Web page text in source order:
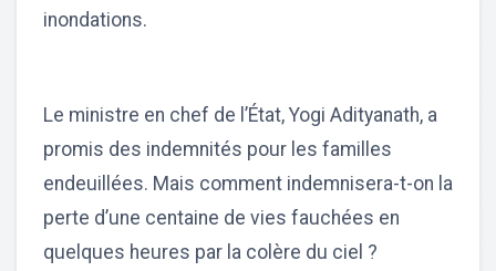
inondations.
Le ministre en chef de l’État, Yogi Adityanath, a
promis des indemnités pour les familles
endeuillées. Mais comment indemnisera-t-on la
perte d’une centaine de vies fauchées en
quelques heures par la colère du ciel ?